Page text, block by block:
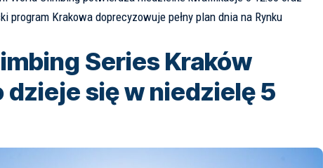
program Krakowa doprecyzowuje pełny plan dnia na Rynku
Series Kraków
dzieje się w niedzielę 5